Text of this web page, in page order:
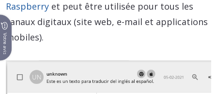
Raspberry et peut être utilisée pour tous les
canaux digitaux (site web, e-mail et applications
mobiles).
Votre avis